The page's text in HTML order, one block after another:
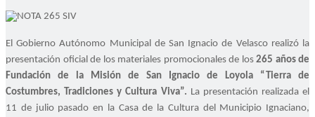
El Gobierno Autónomo Municipal de San Ignacio de Velasco realizó la
presentación oficial de los materiales promocionales de los 265 años de
Fundación de la Misión de San Ignacio de Loyola “Tierra de
Costumbres, Tradiciones y Cultura Viva”. La presentación realizada el
11 de julio pasado en la Casa de la Cultura del Municipio Ignaciano,